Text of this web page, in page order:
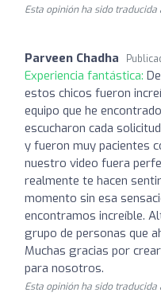
Esta opinión ha sido
Parveen Chadha
Experiencia fantástica:
estos chicos fueron
equipo que he
escucharon cada
y fueron muy pacientes
nuestro video fuera
realmente te hacen
momento sin esa
encontramos increíble.
grupo de personas que
Muchas gracias por
para nosotros.
Esta opinión ha sido